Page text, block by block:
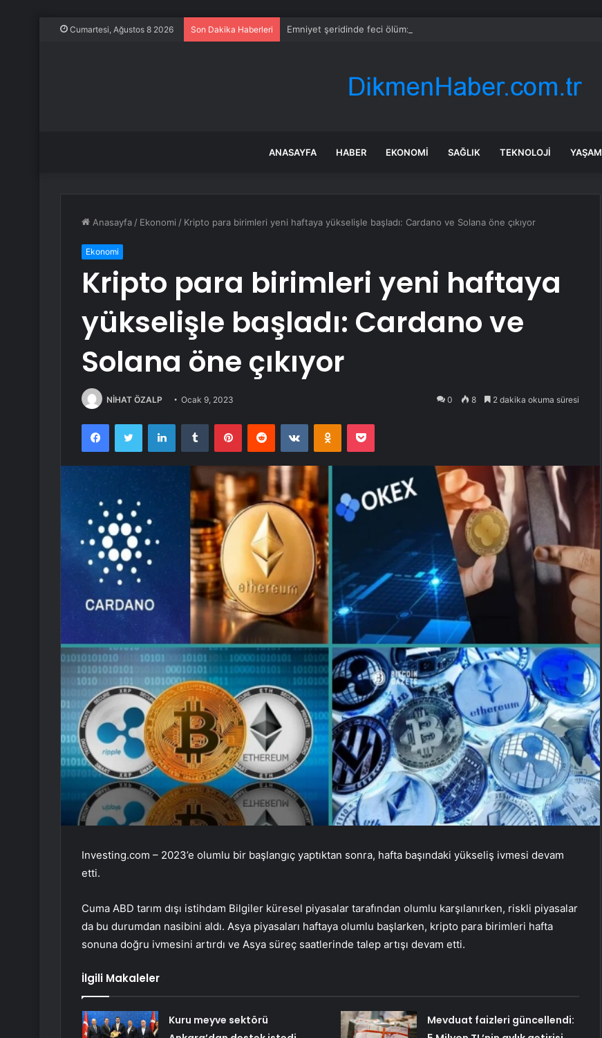
Cumartesi, Ağustos 8 2026 Son Dakika Haberleri Emniyet şeridinde feci ölüm: Servis şoförüne midibüs çarptı
ANASAYFA HABER EKONOMI SAĞLIK TEKNOLOJI YAŞAM
Anasayfa / Ekonomi / Kripto para birimleri yeni haftaya yükselişle başladı: Cardano ve Solana öne çıkıyor
Ekonomi
Kripto para birimleri yeni haftaya
yükselişle başladı: Cardano ve
Solana öne çıkıyor
NİHAT ÖZALP Ocak 9, 2023 0 8 2 dakika okuma süresi
FacebookTwitter LinkedInTumblr PinterestReddit VKontakteOdnoklassniki
Pocket
Investing.com – 2023’e olumlu bir başlangıç ​​yaptıktan sonra, hafta başındaki yükseliş ivmesi devam
etti.
Cuma ABD tarım dışı istihdam Bilgiler küresel piyasalar tarafından olumlu karşılanırken, riskli piyasalar
da bu durumdan nasibini aldı. Asya piyasaları haftaya olumlu başlarken, kripto para birimleri hafta
sonuna doğru ivmesini artırdı ve Asya süreç saatlerinde talep artışı devam etti.
İlgili Makaleler
Kuru meyve sektörü
Mevduat faizleri güncellendi: